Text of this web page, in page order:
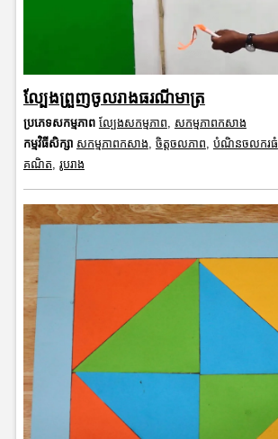
ល្បែងព្រួញចូលរាងធរណីមាត្រ
ប្រភេទសកម្មភាព ល្បែងសកម្មភាព
សកម្មភាពកសាង
កម្មវិធីសិក្សា សកម្មភាពកសាង ចិត្តចលភាព បំណិនចលករធំ
គណិត រូបរាង